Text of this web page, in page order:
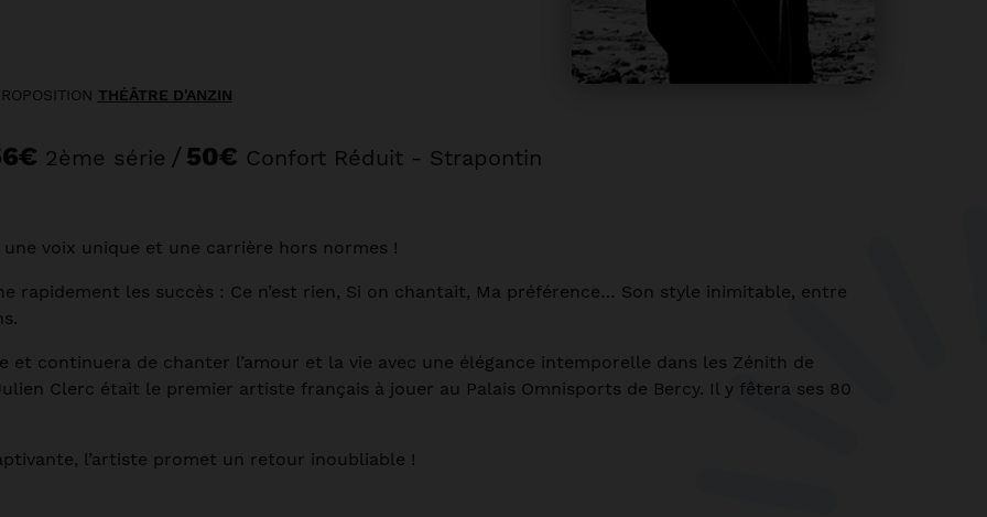
THÉÂTRE D'ANZIN
2ème série / 50€ Confort Réduit - Strapontin
voix unique et une carrière hors normes !
rapidement les succès : Ce n’est rien, Si on chantait, Ma préférence… Son style inimitable, entre
continuera de chanter l’amour et la vie avec une élégance intemporelle dans les Zénith de
Clerc était le premier artiste français à jouer au Palais Omnisports de Bercy. Il y fêtera ses 80
l’artiste promet un retour inoubliable !